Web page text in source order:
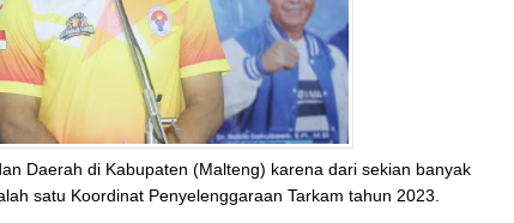
Daerah di Kabupaten (Malteng) karena dari sekian banyak
satu Koordinat Penyelenggaraan Tarkam tahun 2023.